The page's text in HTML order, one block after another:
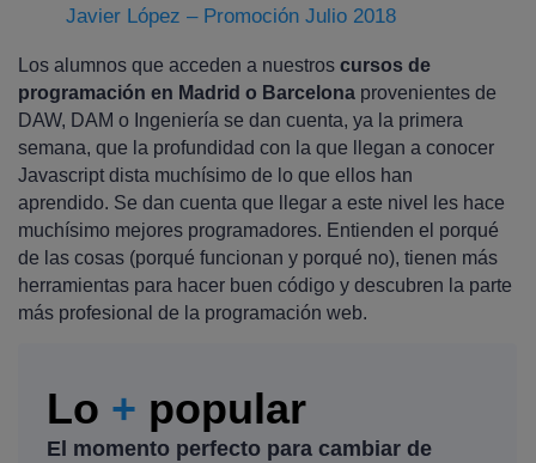
Javier López – Promoción Julio 2018
Los alumnos que acceden a nuestros cursos de
programación en Madrid o Barcelona provenientes de
DAW, DAM o Ingeniería se dan cuenta, ya la primera
semana, que la profundidad con la que llegan a conocer
Javascript dista muchísimo de lo que ellos han
aprendido. Se dan cuenta que llegar a este nivel les hace
muchísimo mejores programadores. Entienden el porqué
de las cosas (porqué funcionan y porqué no), tienen más
herramientas para hacer buen código y descubren la parte
más profesional de la programación web.
Lo + popular
El momento perfecto para cambiar de